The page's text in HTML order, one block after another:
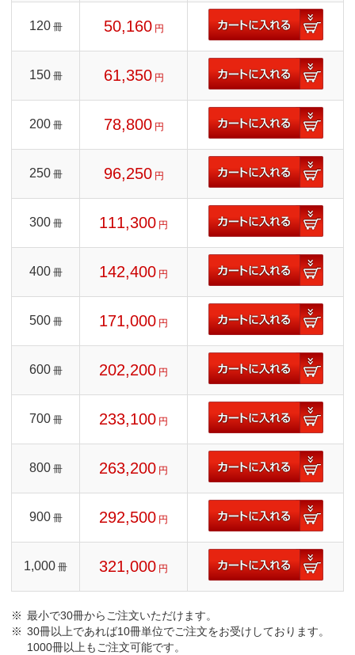
120 冊 50,160 円
150 冊 61,350 円
200 冊 78,800 円
250 冊 96,250 円
300 冊 111,300 円
400 冊 142,400 円
500 冊 171,000 円
600 冊 202,200 円
700 冊 233,100 円
800 冊 263,200 円
900 冊 292,500 円
1,000 冊 321,000 円
最小で30冊からご注文いただけます。
30冊以上であれば10冊単位でご注文をお受けしております。
1000冊以上もご注文可能です。